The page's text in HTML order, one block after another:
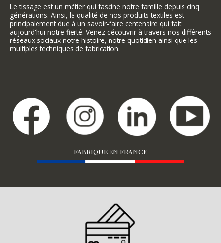
Le tissage est un métier qui fascine notre famille depuis cinq
générations. Ainsi, la qualité de nos produits textiles est
principalement due à un savoir-faire centenaire qui fait
aujourd'hui notre fierté. Venez découvrir à travers nos différents
réseaux sociaux notre histoire, notre quotidien ainsi que les
multiples techniques de fabrication.
FABRIQUE EN FRANCE